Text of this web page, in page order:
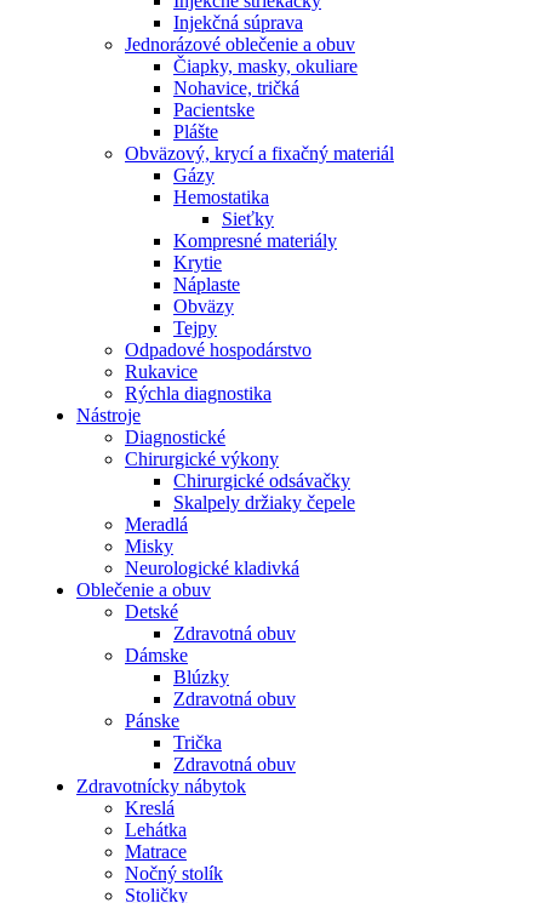
Injekčná súprava
Jednorázové oblečenie a obuv
Čiapky, masky, okuliare
Nohavice, tričká
Pacientske
Plášte
Obväzový, krycí a fixačný materiál
Gázy
Hemostatika
Sieťky
Kompresné materiály
Krytie
Náplaste
Obväzy
Tejpy
Odpadové hospodárstvo
Rukavice
Rýchla diagnostika
Nástroje
Diagnostické
Chirurgické výkony
Chirurgické odsávačky
Skalpely držiaky čepele
Meradlá
Misky
Neurologické kladivká
Oblečenie a obuv
Detské
Zdravotná obuv
Dámske
Blúzky
Zdravotná obuv
Pánske
Trička
Zdravotná obuv
Zdravotnícky nábytok
Kreslá
Lehátka
Matrace
Nočný stolík
Stoličky